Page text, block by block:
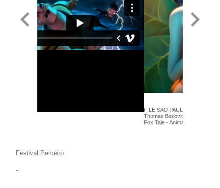
FILE SÃO PAULO 2013 -
Thomas Bozovic, Julien Legay
Fox Tale - Anima+
Festival Parceiro
-